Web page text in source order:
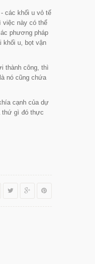
các khối u vỏ tế
việc này có thể
phương pháp
khối u, bọt vận
thành công, thì
nó cũng chứa
cạnh của dự
thứ gì đó thực